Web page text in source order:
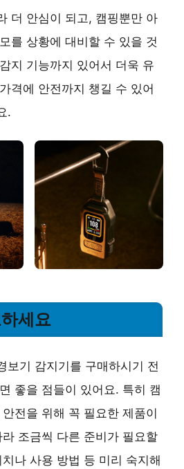
더 안심이 되고, 캠핑뿐만 아
를 상황에 대비할 수 있을 것
지 기능까지 있어서 더욱 유
격에 안전까지 챙길 수 있어
.
세요
보기 감지기를 구매하시기 전
좋을 점들이 있어요. 특히 캠
전을 위해 꼭 필요한 제품이
조금씩 다른 준비가 필요할
나 사용 방법 등 미리 숙지해